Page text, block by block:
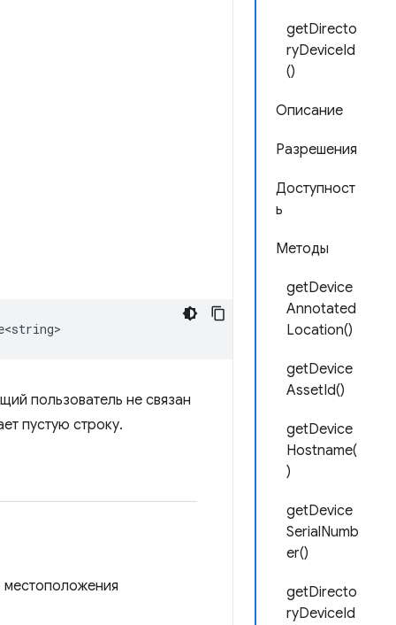
getDirecto
ryDeviceId
()
Описание
Разрешения
Доступност
ь
Методы
getDevice
Annotated
Location()
getDevice
AssetId()
getDevice
Hostname(
)
getDevice
SerialNumb
er()
getDirecto
ryDeviceId
пользователь не связан
пустую строку.
местоположения